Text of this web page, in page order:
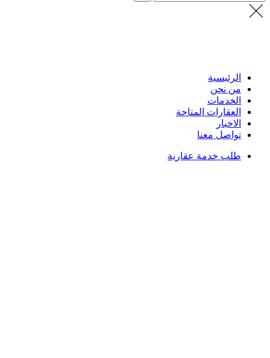
الرئيسية
من نحن
الخدمات
العقارات المتاحة
الاخبار
تواصل معنا
طلب خدمة عقارية